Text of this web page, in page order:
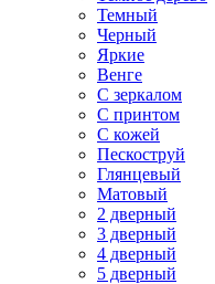
Темный
Черный
Яркие
Венге
С зеркалом
С принтом
С кожей
Пескоструй
Глянцевый
Матовый
2 дверный
3 дверный
4 дверный
5 дверный